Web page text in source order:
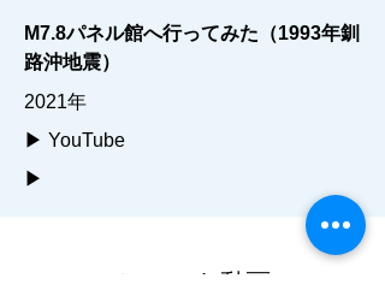
M7.8パネル館へ行ってみた（1993年釧
路沖地震）
2021年
▶ YouTube
▶
ショート動画